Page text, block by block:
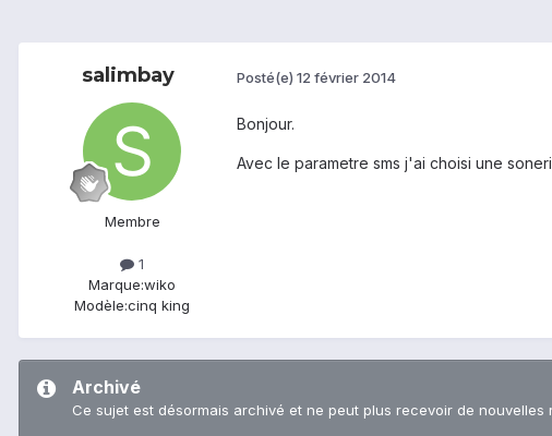
salimbay
Membre
1
Marque:wiko
Modèle:cinq king
Posté(e) 12 février 2014
Bonjour.
Avec le parametre sms j'ai choisi une
Archivé
Ce sujet est désormais archivé et ne peut plus recevoir de nouvelles